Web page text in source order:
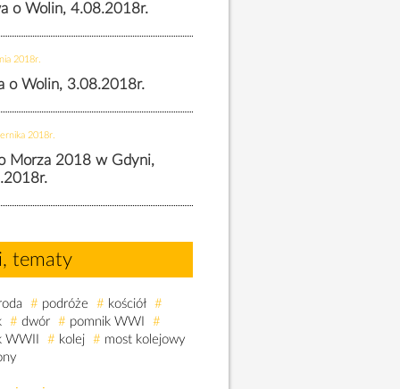
o Wolin, 4.08.2018r.
2018r.
o Wolin, 3.08.2018r.
2018r.
Morza 2018 w Gdyni,
tematy
# podróże # kościół #
# dwór # pomnik WWI
#
WWII
# kolej # most kolejowy